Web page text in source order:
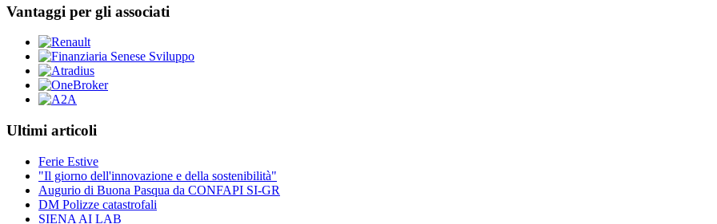
Vantaggi per gli associati
Ultimi articoli
Ferie Estive
"Il giorno dell'innovazione e della sostenibilità"
Augurio di Buona Pasqua da CONFAPI SI-GR
DM Polizze catastrofali
SIENA AI LAB